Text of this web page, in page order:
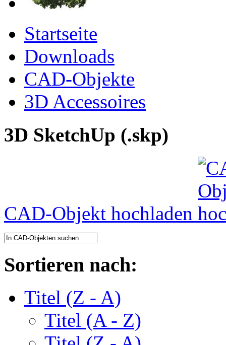
Startseite
Downloads
CAD-Objekte
3D Accessoires
3D SketchUp (.skp)
CAD-Objekt hochladen
Sortieren nach:
Titel (Z - A)
Titel (A - Z)